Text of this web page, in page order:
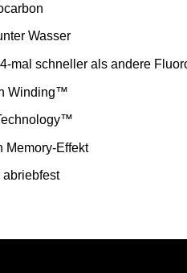
Wasser
mal schneller als andere
Winding™
Memory-Effekt